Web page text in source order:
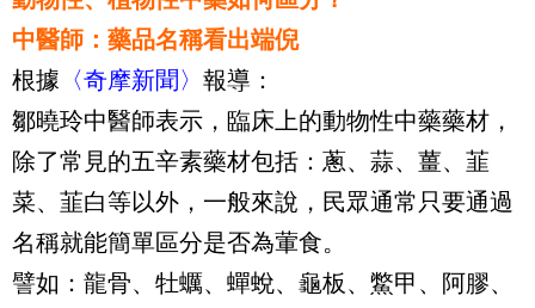
中醫師：藥品名稱看出端倪
根據 〈奇摩新聞〉 報導：
鄒曉玲中醫師表示，臨床上的動物性中藥藥材，
除了常見的五辛素藥材包括：蔥、蒜、薑、韮
菜、韮白等以外，一般來說，民眾通常只要通過
名稱就能簡單區分是否為葷食。
譬如：龍骨、牡蠣、蟬蛻、龜板、鱉甲、阿膠、